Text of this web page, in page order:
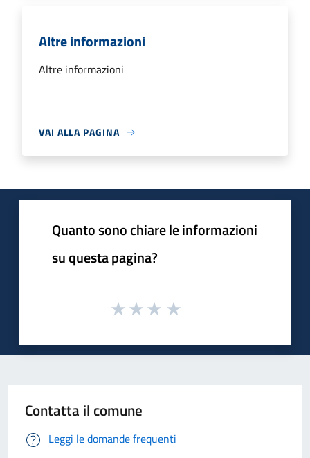
Altre informazioni
Altre informazioni
VAI ALLA PAGINA
Quanto sono chiare le informazioni
su questa pagina?
Contatta il comune
Leggi le domande frequenti